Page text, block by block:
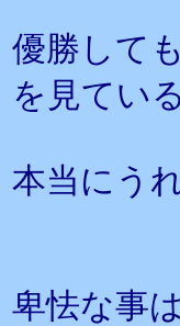
優勝して
を見てい
本当にう
卑怯な事